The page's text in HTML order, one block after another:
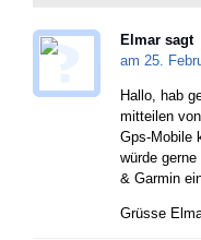
Elmar sagt
am 25.
Hallo, hab
mitteilen
Gps-Mobile
würde
& Garmin
Grüsse